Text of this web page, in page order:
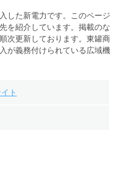
した新電力です。このページ
を紹介しています。掲載のな
次更新しております。 東罐商
が義務付けられている広域機
ト